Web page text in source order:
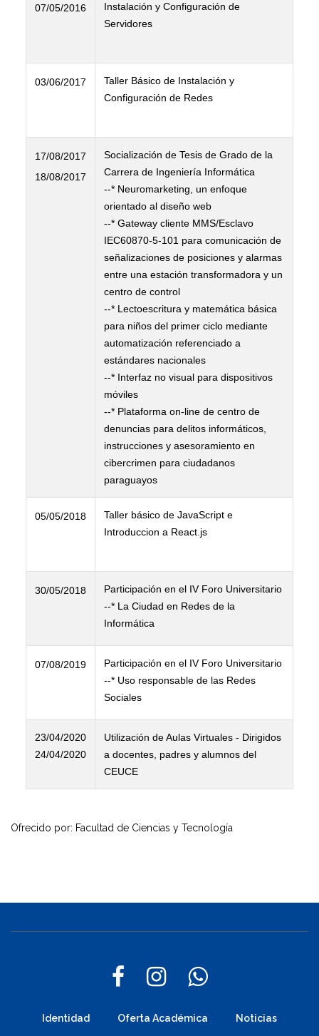
07/05/2016
Instalación y Configuración de
Servidores
03/06/2017
Taller Básico de Instalación y
Configuración de Redes
17/08/2017
18/08/2017
Socialización de Tesis de Grado de la
Carrera de Ingeniería Informática
--* Neuromarketing, un enfoque
orientado al diseño web
--* Gateway cliente MMS/Esclavo
IEC60870-5-101 para comunicación de
señalizaciones de posiciones y alarmas
entre una estación transformadora y un
centro de control
--* Lectoescritura y matemática básica
para niños del primer ciclo mediante
automatización referenciado a
estándares nacionales
--* Interfaz no visual para dispositivos
móviles
--* Plataforma on-line de centro de
denuncias para delitos informáticos,
instrucciones y asesoramiento en
cibercrimen para ciudadanos
paraguayos
05/05/2018
Taller básico de JavaScript e
Introduccion a React.js
30/05/2018
Participación en el IV Foro Universitario
--* La Ciudad en Redes de la
Informática
07/08/2019
Participación en el IV Foro Universitario
--* Uso responsable de las Redes
Sociales
23/04/2020
24/04/2020
Utilización de Aulas Virtuales - Dirigidos
a docentes, padres y alumnos del
CEUCE
Ofrecido por: Facultad de Ciencias y Tecnología
Identidad Oferta Académica Noticias